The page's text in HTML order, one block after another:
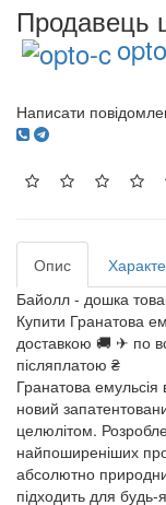
Продавець
Написати
Опис
Байолл - дошка
Купити Гранатова
доставкою 🚚 ✈ по
післяплатою ₴
Гранатова емульсія
новий
целюлітом.
найпоширеніших
абсолютно
підходить для будь-